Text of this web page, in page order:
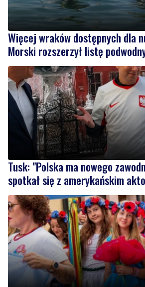
Więcej wraków dostępnych dla
Morski rozszerzył listę
Tusk: "Polska ma nowego
spotkał się z amerykańskim